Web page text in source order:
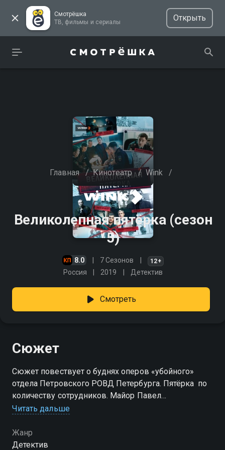
Смотрёшка
ТВ, фильмы и сериалы
Открыть
Главная / Кинотеатр / Wink /
Великолепная пятёрка (сезон
5)
8.0 7 Сезонов 12+
Россия 2019 Детектив
Смотреть
Сюжет
Сюжет повествует о буднях оперов «убойного»
отдела Петровского РОВД Петербурга. Пятёрка  по
количеству сотрудников. Майор Павел
Шапошников, капитаны Дмитрий Красавченко и
лейтенант Владимир Кузьмин. Пять разных
характеров, которые сплотил их командир,
Читать дальше
Жанр
Детектив